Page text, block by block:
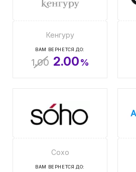
Кенгуру
ВАМ ВЕРНЕТСЯ ДО:
1.00 2.00%
Сохо
ВАМ ВЕРНЕТСЯ ДО: